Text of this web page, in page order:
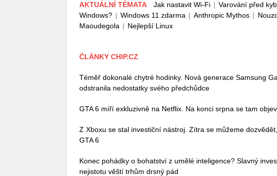
AKTUÁLNÍ TÉMATA Jak nastavit Wi-Fi | Varování před
Windows? | Windows 11 zdarma | Anthropic Mythos |
Maoudegola | Nejlepší Linux
ČLÁNKY CHIP.CZ
Téměř dokonalé chytré hodinky. Nová generace Samsung
odstranila nedostatky svého předchůdce
GTA 6 míří exkluzivně na Netflix. Na konci srpna se tam
Z Xboxu se stal investiční nástroj. Zítra se můžeme
GTA 6
Konec pohádky o bohatství z umělé inteligence? Slavný
nejistotu věští trhům drsný pád